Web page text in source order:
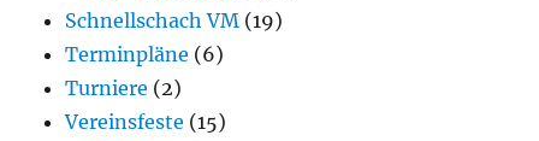
Schnellschach VM (19)
Terminpläne (6)
Turniere (2)
Vereinsfeste (15)